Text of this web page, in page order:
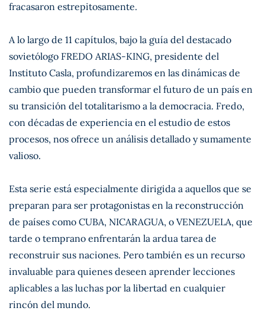
fracasaron estrepitosamente.
A lo largo de 11 capítulos, bajo la guía del destacado
sovietólogo FREDO ARIAS-KING, presidente del
Instituto Casla, profundizaremos en las dinámicas de
cambio que pueden transformar el futuro de un país en
su transición del totalitarismo a la democracia. Fredo,
con décadas de experiencia en el estudio de estos
procesos, nos ofrece un análisis detallado y sumamente
valioso.
Esta serie está especialmente dirigida a aquellos que se
preparan para ser protagonistas en la reconstrucción
de países como CUBA, NICARAGUA, o VENEZUELA, que
tarde o temprano enfrentarán la ardua tarea de
reconstruir sus naciones. Pero también es un recurso
invaluable para quienes deseen aprender lecciones
aplicables a las luchas por la libertad en cualquier
rincón del mundo.